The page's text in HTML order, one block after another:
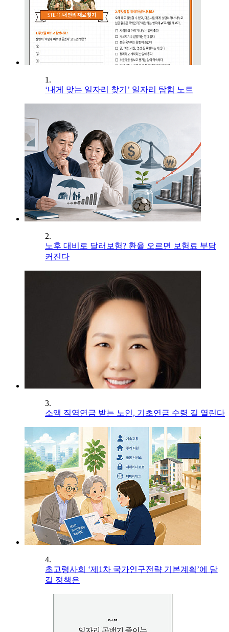
1.
‘내게 맞는 일자리 찾기’ 일자리 탐험 노트
2.
노후 대비로 달러보험? 환율 오르면 보험료 부담
커진다
3.
소액 직역연금 받는 노인, 기초연금 수령 길 열린다
4.
초고령사회 ‘제1차 국가인구전략 기본계획’에 담
길 정책은